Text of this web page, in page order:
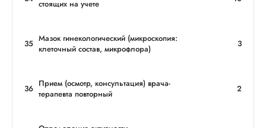
стоящих на учете
35 Мазок гинекологический (микроскопия:
клеточный состав, микрофлора)
3
36 Прием (осмотр, консультация) врача-
терапевта повторный
2